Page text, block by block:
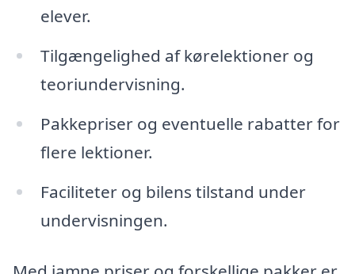
elever.
Tilgængelighed af kørelektioner og
teoriundervisning.
Pakkepriser og eventuelle rabatter for
flere lektioner.
Faciliteter og bilens tilstand under
undervisningen.